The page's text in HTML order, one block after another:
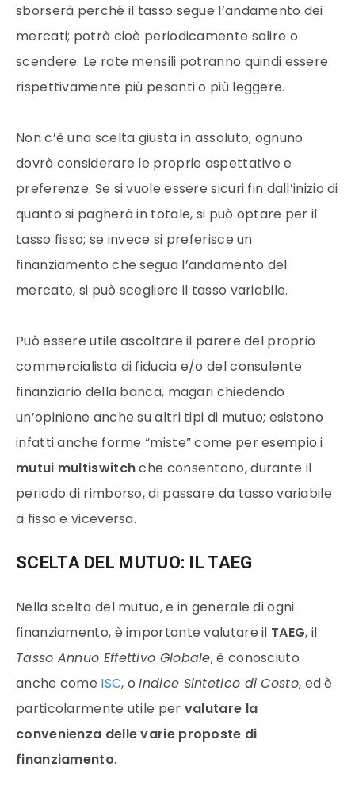
sborserà perché il tasso segue l’andamento dei
mercati; potrà cioè periodicamente salire o
scendere. Le rate mensili potranno quindi essere
rispettivamente più pesanti o più leggere.
Non c’è una scelta giusta in assoluto; ognuno
dovrà considerare le proprie aspettative e
preferenze. Se si vuole essere sicuri fin dall’inizio di
quanto si pagherà in totale, si può optare per il
tasso fisso; se invece si preferisce un
finanziamento che segua l’andamento del
mercato, si può scegliere il tasso variabile.
Può essere utile ascoltare il parere del proprio
commercialista di fiducia e/o del consulente
finanziario della banca, magari chiedendo
un’opinione anche su altri tipi di mutuo; esistono
infatti anche forme “miste” come per esempio i
mutui multiswitchche consentono, durante il
periodo di rimborso, di passare da tasso variabile
a fisso e viceversa.
SCELTA DEL MUTUO: IL TAEG
Nella scelta del mutuo, e in generale di ogni
finanziamento, è importante valutare il TAEG, il
Tasso Annuo Effettivo Globale; è conosciuto
anche come ISC, oIndice Sintetico di Costo, ed è
particolarmente utile per valutare la
convenienza delle varie proposte di
finanziamento.